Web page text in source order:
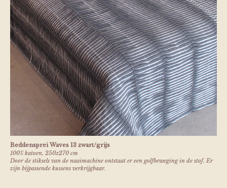
Beddensprei Waves 13 zwart/grijs
100% katoen, 250x270 cm
Door de stiksels van de naaimachine ontstaat er een golfbeweging in de stof. Er
zijn bijpassende kussens verkrijgbaar.